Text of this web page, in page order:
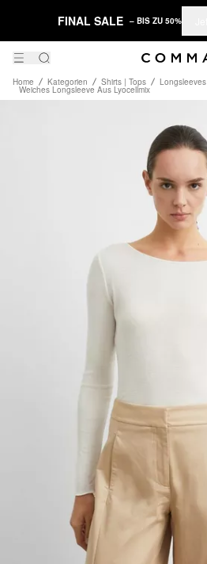
FINAL SALE – BIS ZU 50%
Home Kategorien Shirts | Tops Longsleeves
Weiches Longsleeve Aus Lyocellmix